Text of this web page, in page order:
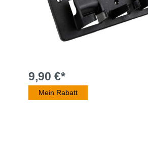
9,90 €*
Mein Rabatt